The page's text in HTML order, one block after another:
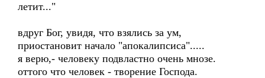
летит..."
вдруг Бог, увидя, что взялись за ум,
приостановит начало "апокалипсиса".....
я верю,- человеку подвластно очень мнозе.
оттого что человек - творение Господа.